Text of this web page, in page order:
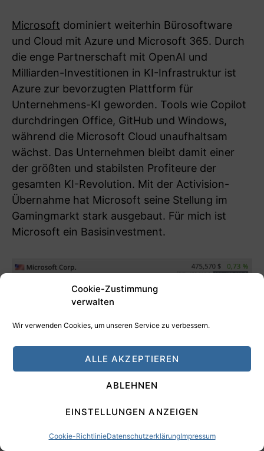
Cookie-Zustimmung
verwalten
Wir verwenden Cookies, um unseren Service zu verbessern.
ALLE AKZEPTIEREN
ABLEHNEN
EINSTELLUNGEN ANZEIGEN
Cookie-RichtlinieDatenschutzerklärungImpressum
Microsoft dominiert weiterhin Bürosoftware
und Cloud mit Azure und Microsoft 365. Durch
die enge Partnerschaft mit OpenAI und
Milliarden-Investitionen in KI-Infrastruktur ist
Azure zur bevorzugten Plattform für
Unternehmens-KI geworden. Tools wie Copilot
durchdringen Office, GitHub und Windows,
während die Microsoft Cloud unaufhaltsam
wächst. Das Unternehmen bleibt damit einer
der größten und stabilsten Profiteure der
gesamten KI-Revolution. Mit der Activision-
Übernahme hat Microsoft seine Stellung im
Gamingmarkt stark ausgebaut. Für mich ist
Microsoft ein Basisinvestment.